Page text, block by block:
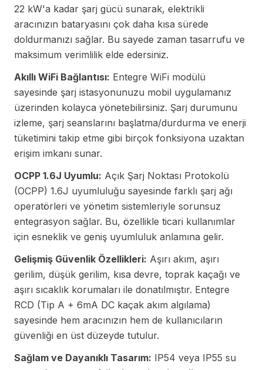
22 kW'a kadar şarj gücü sunarak, elektrikli
aracınızın bataryasını çok daha kısa sürede
doldurmanızı sağlar. Bu sayede zaman tasarrufu ve
maksimum verimlilik elde edersiniz.
Akıllı WiFi Bağlantısı: Entegre WiFi modülü
sayesinde şarj istasyonunuzu mobil uygulamanız
üzerinden kolayca yönetebilirsiniz. Şarj durumunu
izleme, şarj seanslarını başlatma/durdurma ve enerji
tüketimini takip etme gibi birçok fonksiyona uzaktan
erişim imkanı sunar.
OCPP 1.6J Uyumlu: Açık Şarj Noktası Protokolü
(OCPP) 1.6J uyumluluğu sayesinde farklı şarj ağı
operatörleri ve yönetim sistemleriyle sorunsuz
entegrasyon sağlar. Bu, özellikle ticari kullanımlar
için esneklik ve geniş uyumluluk anlamına gelir.
Gelişmiş Güvenlik Özellikleri: Aşırı akım, aşırı
gerilim, düşük gerilim, kısa devre, toprak kaçağı ve
aşırı sıcaklık korumaları ile donatılmıştır. Entegre
RCD (Tip A + 6mA DC kaçak akım algılama)
sayesinde hem aracınızın hem de kullanıcıların
güvenliği en üst düzeyde tutulur.
Sağlam ve Dayanıklı Tasarım: IP54 veya IP55 su